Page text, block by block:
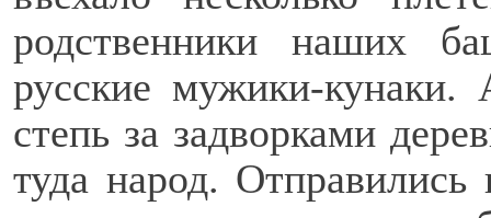
родственники наших
русские мужики-кунаки.
степь за задворками
туда народ.